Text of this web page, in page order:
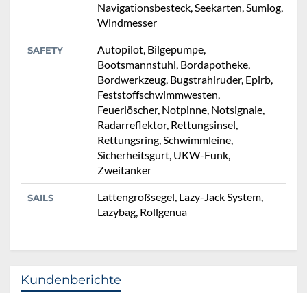
Navigationsbesteck, Seekarten, Sumlog,
Windmesser
SAFETY
Autopilot, Bilgepumpe,
Bootsmannstuhl, Bordapotheke,
Bordwerkzeug, Bugstrahlruder, Epirb,
Feststoffschwimmwesten,
Feuerlöscher, Notpinne, Notsignale,
Radarreflektor, Rettungsinsel,
Rettungsring, Schwimmleine,
Sicherheitsgurt, UKW-Funk,
Zweitanker
SAILS
Lattengroßsegel, Lazy-Jack System,
Lazybag, Rollgenua
Kundenberichte